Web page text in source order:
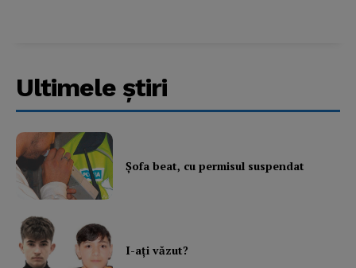
Ultimele ştiri
Şofa beat, cu permisul suspendat
I-aţi văzut?